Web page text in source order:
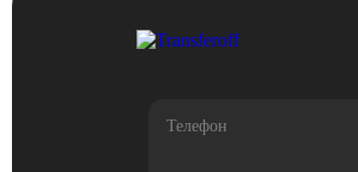
Телефон